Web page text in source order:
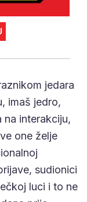
jedara
imaš jedro,
na interakciju,
one želje
sudionici
luci i to ne